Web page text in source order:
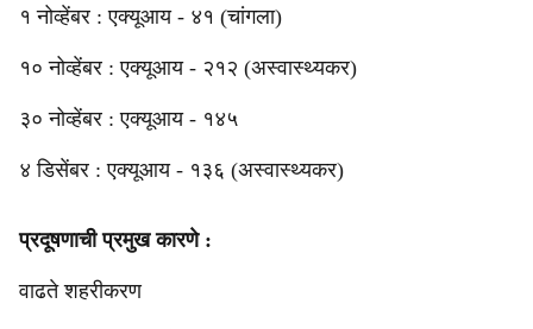
१ नोव्हेंबर : एक्यूआय - ४१ (चांगला)
१० नोव्हेंबर : एक्यूआय - २१२ (अस्वास्थ्यकर)
३० नोव्हेंबर : एक्यूआय - १४५
४ डिसेंबर : एक्यूआय - १३६ (अस्वास्थ्यकर)
प्रदूषणाची प्रमुख कारणे :
वाढते शहरीकरण